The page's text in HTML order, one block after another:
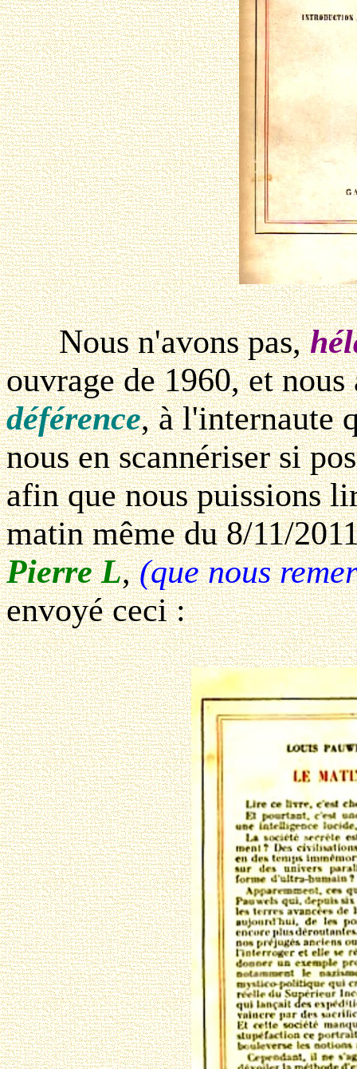
Nous n'avons pas,
ouvrage de 1960, et
déférence, à l'internaute
nous en scannériser si
afin que nous puissions
matin même du 8/11/
Pierre L, (que nous
envoyé ceci :